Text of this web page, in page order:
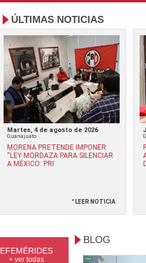
ÚLTIMAS NOTICIAS
Martes, 4 de agosto de 2026
Guanajuato
MORENA PRETENDE IMPONER
“LEY MORDAZA PARA SILENCIAR
A MÉXICO: PRI
° LEER NOTICIA
EFEMÉRIDES
+ ver todas
BLOG